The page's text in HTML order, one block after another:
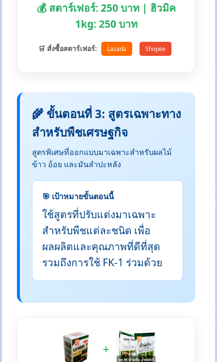
💰 สตาร์เฟอร์: 250 บาท | ฮิวมิค
1kg: 250 บาท
🛒 สั่งซื้อสตาร์เฟอร์: Lazada Shopee
🌾 ขั้นตอนที่ 3: สูตรเฉพาะทาง
สำหรับพืชเศรษฐกิจ
สูตรพิเศษที่ออกแบบมาเฉพาะสำหรับผลไม้
ข้าว อ้อย และมันสำปะหลัง
🎯 เป้าหมายขั้นตอนนี้
ใช้สูตรที่ปรับแต่งมาเฉพาะ
สำหรับพืชแต่ละชนิด เพื่อ
ผลผลิตและคุณภาพที่ดีที่สุด
รวมถึงการใช้ FK-1 ร่วมด้วย
+